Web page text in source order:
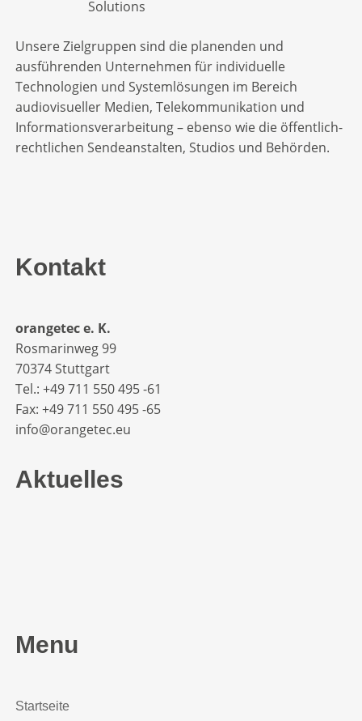
Unsere Zielgruppen sind die planenden und
ausführenden Unternehmen für individuelle
Technologien und Systemlösungen im Bereich
audiovisueller Medien, Telekommunikation und
Informationsverarbeitung – ebenso wie die öffentlich-
rechtlichen Sendeanstalten, Studios und Behörden.
Kontakt
orangetec e. K.
Rosmarinweg 99
70374 Stuttgart
Tel.: +49 711 550 495 -61‬
Fax: +49 711 550 495 -65‬
info@orangetec.eu
Aktuelles
Menu
Startseite